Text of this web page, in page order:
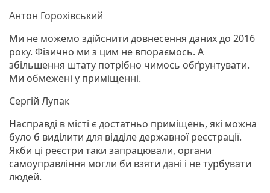
Антон Горохівський
Ми не можемо здійснити довнесення даних до 2016
року. Фізично ми з цим не впораємось. А
збільшення штату потрібно чимось обґрунтувати.
Ми обмежені у приміщенні.
Сергій Лупак
Насправді в місті є достатньо приміщень, які можна
було б виділити для відділе державної реєстрації.
Якби ці реєстри таки запрацювали, органи
самоуправління могли би взяти дані і не турбувати
людей.